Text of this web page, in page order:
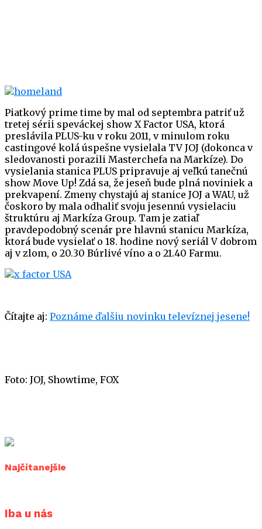
Piatkový prime time by mal od septembra patriť už
tretej sérii speváckej show X Factor USA, ktorá
preslávila PLUS-ku v roku 2011, v minulom roku
castingové kolá úspešne vysielala TV JOJ (dokonca v
sledovanosti porazili Masterchefa na Markíze). Do
vysielania stanica PLUS pripravuje aj veľkú tanečnú
show Move Up! Zdá sa, že jeseň bude plná noviniek a
prekvapení. Zmeny chystajú aj stanice JOJ a WAU, už
čoskoro by mala odhaliť svoju jesennú vysielaciu
štruktúru aj Markíza Group. Tam je zatiaľ
pravdepodobný scenár pre hlavnú stanicu Markíza,
ktorá bude vysielať o 18. hodine nový seriál V dobrom
aj v zlom, o 20.30 Búrlivé víno a o 21.40 Farmu.
Čítajte aj: Poznáme ďalšiu novinku televíznej jesene!
Foto: JOJ, Showtime, FOX
Najčítanejšie
Iba u nás